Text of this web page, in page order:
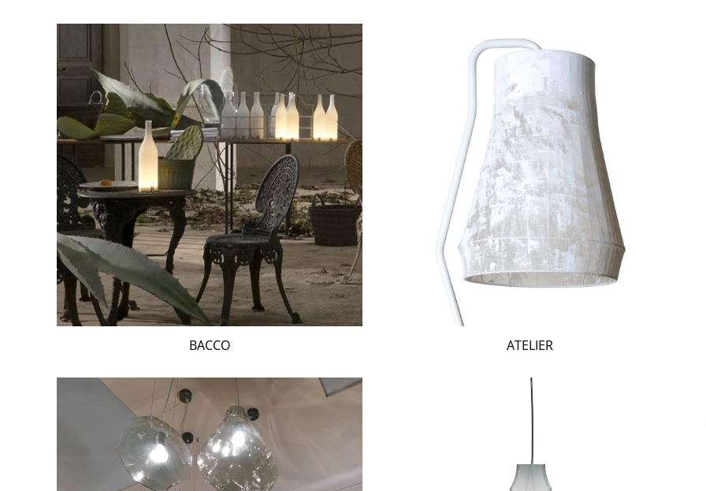
ATELIER
BACCO